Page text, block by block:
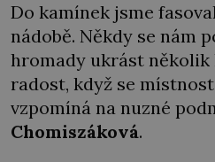
Do kamínek jsme
nádobě. Někdy se nám
hromady ukrást několik
radost, když se
vzpomíná na nuzné
Chomiszáková.